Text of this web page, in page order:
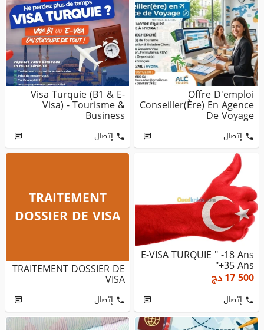
Offre D'emploi
Conseiller(ère) En Agence
De Voyage
إتصال
Visa Turquie (B1 & E-
Visa) - Tourisme &
Business
إتصال
E-VISA TURQUIE " -18 Ans
+35 Ans"
17 500دج
إتصال
TRAITEMENT
DOSSIER DE VISA
TRAITEMENT DOSSIER DE
VISA
إتصال